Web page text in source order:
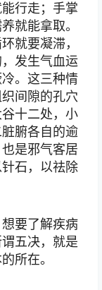
行走；手掌
就能拿取。
就要凝滞，
发生气血运
。这三种情
间隙的孔穴
十二处，小
腑各自的逾
是邪气客居
石，以祛除
要了解疾病
五决，就是
所在。